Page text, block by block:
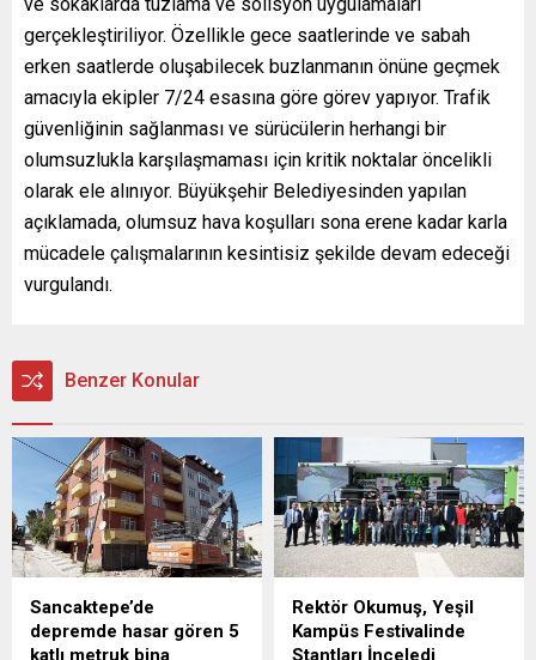
gerçekleştiriliyor. Özellikle gece saatlerinde ve sabah
erken saatlerde oluşabilecek buzlanmanın önüne geçmek
amacıyla ekipler 7/24 esasına göre görev yapıyor. Trafik
güvenliğinin sağlanması ve sürücülerin herhangi bir
olumsuzlukla karşılaşmaması için kritik noktalar öncelikli
olarak ele alınıyor. Büyükşehir Belediyesinden yapılan
açıklamada, olumsuz hava koşulları sona erene kadar karla
mücadele çalışmalarının kesintisiz şekilde devam edeceği
vurgulandı.
Benzer Konular
Sancaktepe’de
depremde hasar gören 5
katlı metruk bina
Rektör Okumuş, Yeşil
Kampüs Festivalinde
Stantları İnceledi